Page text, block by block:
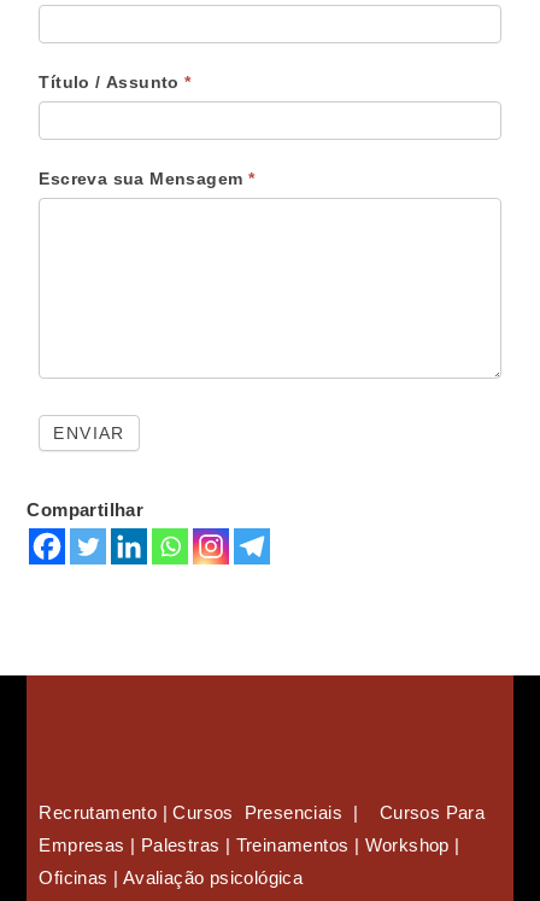
Título / Assunto*
Escreva sua Mensagem *
Compartilhar
Recrutamento | Cursos Presenciais | Cursos Para
Empresas | Palestras | Treinamentos | Workshop |
Oficinas | Avaliação psicológica